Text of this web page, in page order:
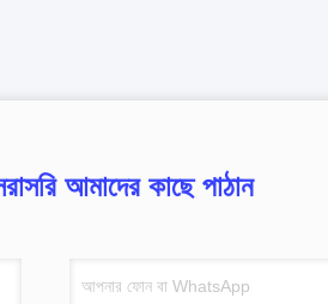
আমাদের কাছে পাঠান